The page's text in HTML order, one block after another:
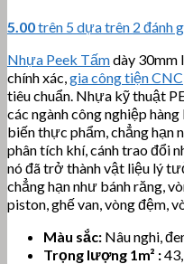
5.00trên 5 dựa trên 2 đánh
Nhựa Peek Tấmdày 30mm
chính xác,gia công tiện CNC
tiêu chuẩn. Nhựa kỹ thuật
các ngành công nghiệp
biến thực phẩm, chẳng hạn
phân tích khí, cánh trao đổi
nó đã trở thành vật liệu lý
chẳng hạn như bánh răng,
piston, ghế van, vòng đệm,
Màu sắc: Nâu nghi,
Trọng lượng 1m² :